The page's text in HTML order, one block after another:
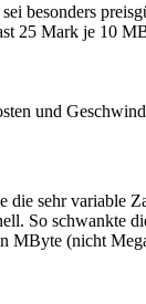
besonders
25 Mark je 10
und
sehr variable
So
(nicht